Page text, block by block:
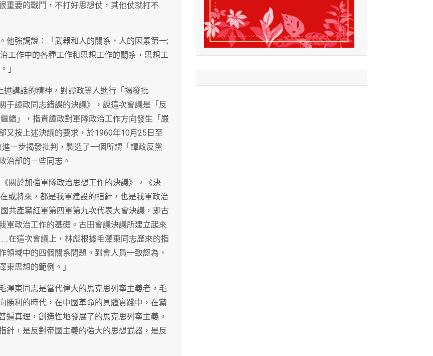
重要的戰鬥，不打好思想仗，其他仗就打不
他強調說：「武器和人的關系，人的因素第一;
工作中的各種工作和思想工作的關系，思想工
」
講話的精神，對譚政等人進行「揭發批
于譚政同志錯誤的決議》，說這次會議是「反
續」，指責譚政對軍隊政治工作方向發生「嚴
又按上述決議的要求，於1960年10月25日至
－步揭發批判，製造了一個所謂「譚政反黨
治部的－些同志。
關於加強軍隊政治思想工作的決議》。《決
或將來，都是我軍建設的指針，也是我軍政治
共產黨紅軍第四軍第九次代表大會決議，即古
軍政治工作的基礎。古田會議決議所建立起來
在這次會議上，林彪根據毛澤東同志歷來的指
域中的四個關系問題。到會人員一致認為，
東思想的範例。」
澤東同志是當代偉大的馬克思列寧主義者。毛
勝利的時代，在中國革命的具體實踐中，在黨
真理，創造性地發展了的馬克思列寧主義。
針，是反對帝國主義的強大的思想武器，是反